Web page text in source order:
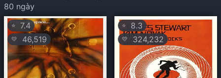
80 ngày
⭐ 7.4
💛 46,519
⭐ 8.3
💛 324,232